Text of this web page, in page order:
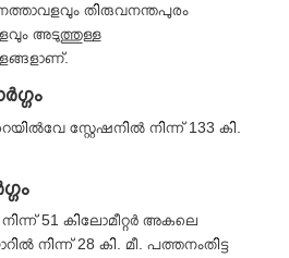
തിരുവനന്തപുരം
അടുത്തുള്ള
സ്റ്റേഷനിൽ നിന്ന് 133 കി.
51 കിലോമീറ്റർ അകലെ
നിന്ന് 28 കി. മീ. പത്തനംതിട്ട